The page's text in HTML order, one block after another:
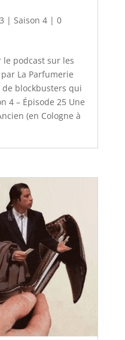
| Saison 4| 0
le podcast sur les
La Parfumerie
de blockbusters qui
4 – Épisode 25 Une
(en Cologne à